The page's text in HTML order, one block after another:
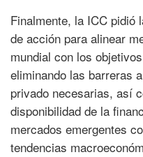
Finalmente, la ICC pidió
de acción para alinear
mundial con los
eliminando las barreras
privado necesarias, así
disponibilidad de la
mercados emergentes
tendencias